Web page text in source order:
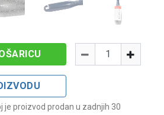
-
Količina +
je proizvod prodan u zadnjih 30